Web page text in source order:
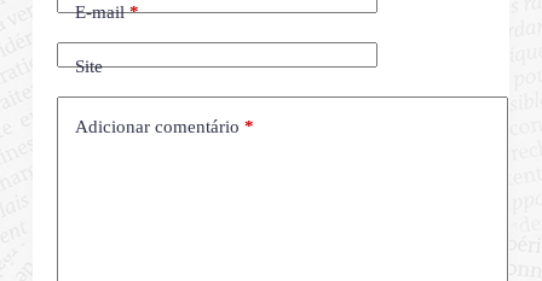
E-mail*
Site
Adicionar comentário *